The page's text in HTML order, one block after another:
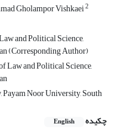
Gholampor Vishkaei2
and Political Science,
(Corresponding Author)
Law and Political Science,
Noor University, South
چکیده
English